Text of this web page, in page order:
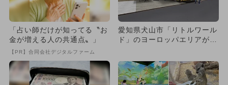
「占い師だけが知ってる〝お
金が増える人の共通点〟」
【PR】合同会社デジタルファーム
愛知県犬山市「リトルワール
ド」のヨーロッパエリアが一